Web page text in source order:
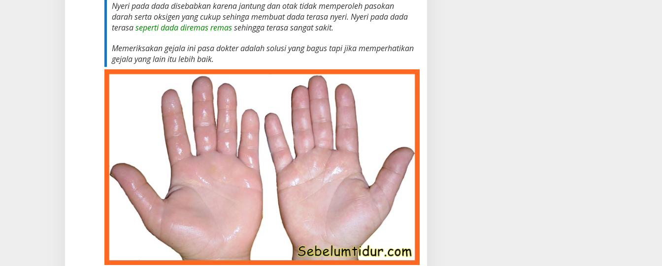
Nyeri pada dada disebabkan karena jantung dan otak tidak memperoleh pasokan
darah serta oksigen yang cukup sehinga membuat dada terasa nyeri. Nyeri pada dada
terasaseperti dada diremas remassehingga terasa sangat sakit.
Memeriksakan gejala ini pasa dokter adalah solusi yang bagus tapi jika memperhatikan
gejala yang lain itu lebih baik.